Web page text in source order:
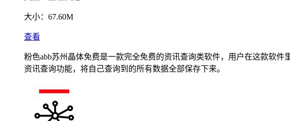
大小： 67.60M
查看
粉色abb苏州晶体免费是一款完全免费的资讯查询类软件，用户在这款软
资讯查询功能，将自己查询到的所有数据全部保存下来。